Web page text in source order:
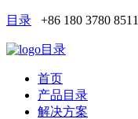
目录 +86 180 3780 8511
目录
首页
产品目录
解决方案